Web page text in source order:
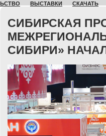
ВЫСТАВКИ СКАЧАТЬ
СИБИРСКАЯ
СИБИРИ»